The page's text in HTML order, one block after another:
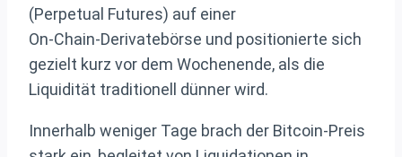
(Perpetual Futures) auf einer
On‑Chain‑Derivatebörse und positionierte sich
gezielt kurz vor dem Wochenende, als die
Liquidität traditionell dünner wird.
Innerhalb weniger Tage brach der Bitcoin‑Preis